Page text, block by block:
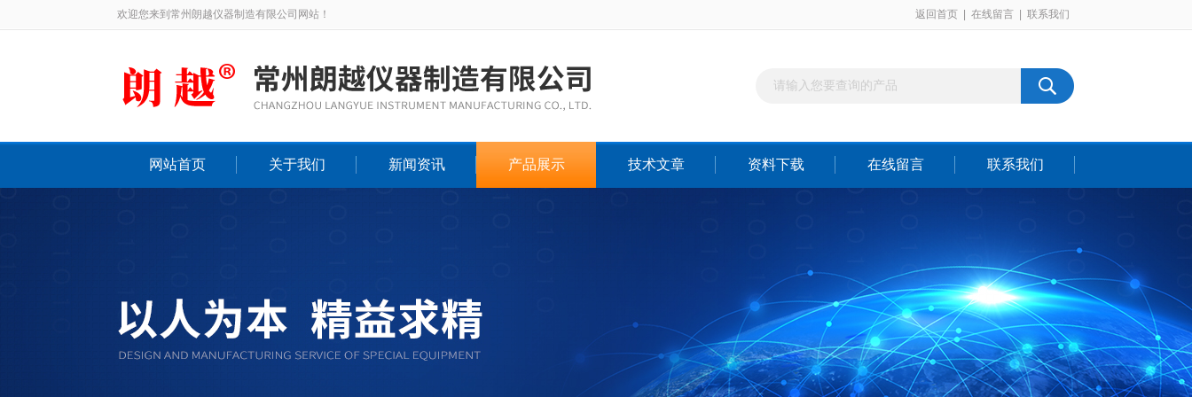
欢迎您来到常州朗越仪器制造有限公司网站！ 返回首页 在线留言 联系我们
网站首页 关于我们 新闻资讯 产品展示 技术文章 资料下载 在线留言 联系我们